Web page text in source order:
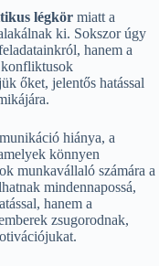
légkör miatt a
ki. Sokszor úgy
hanem a
konfliktusok
őket, jelentős hatással
hiánya, a
könnyen
munkavállaló számára a
mindennapossá,
hanem a
zsugorodnak,